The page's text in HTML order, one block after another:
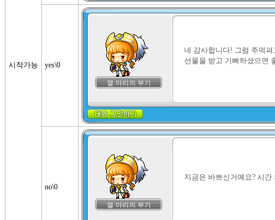
시작가능 yes\0
열 마리의 부기
네 감사합니다! 그럼 주먹
선물을 받고 기뻐하셨으면
no\0
열 마리의 부기
지금은 바쁘신거예요? 시